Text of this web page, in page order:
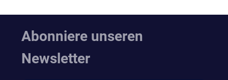
Abonniere unseren
Newsletter